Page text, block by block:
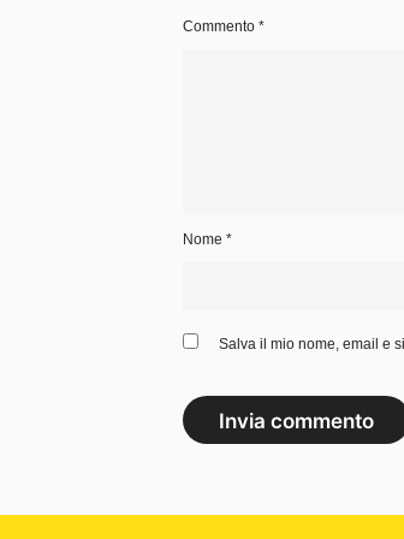
Commento *
Nome *
Salva il mio nome, email e